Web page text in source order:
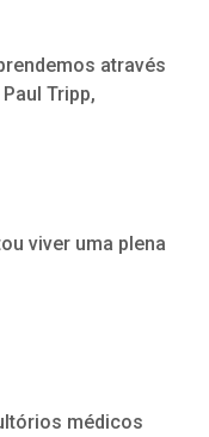
através
Tripp,
viver uma plena
médicos